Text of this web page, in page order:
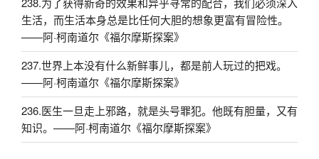
生活，而生活本身总是比任何大胆的想象更富有冒险性。
——阿·柯南道尔《福尔摩斯探案》
237.世界上本没有什么新鲜事儿，都是前人玩过的把戏。
——阿·柯南道尔《福尔摩斯探案》
236.医生一旦走上邪路，就是头号罪犯。他既有胆量，又有
知识。——阿·柯南道尔《福尔摩斯探案》